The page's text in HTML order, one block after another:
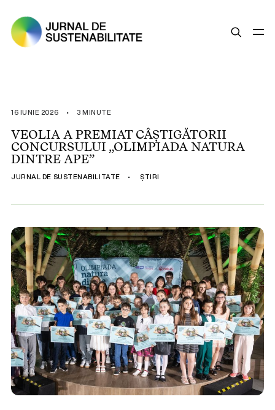
ȘTIRI
OPINII
ESG
COMPANII SUSTENABILE
16 IUNIE 2026 • 3 MINUTE
VEOLIA A PREMIAT CÂȘTIGĂTORII
CONCURSULUI „OLIMPIADA NATURA
DINTRE APE”
JURNAL DE SUSTENABILITATE • ȘTIRI